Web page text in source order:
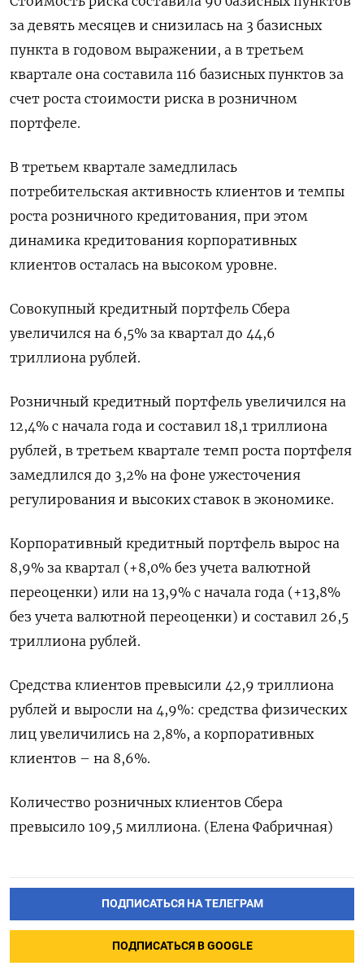
за девять месяцев и снизилась на 3 базисных
пункта в годовом выражении, а в третьем
квартале она составила 116 базисных пунктов за
счет роста стоимости риска в розничном
портфеле.
В третьем квартале замедлилась
потребительская активность клиентов и темпы
роста розничного кредитования, при этом
динамика кредитования корпоративных
клиентов осталась на высоком уровне.
Совокупный кредитный портфель Сбера
увеличился на 6,5% за квартал до 44,6
триллиона рублей.
Розничный кредитный портфель увеличился на
12,4% с начала года и составил 18,1 триллиона
рублей, в третьем квартале темп роста портфеля
замедлился до 3,2% на фоне ужесточения
регулирования и высоких ставок в экономике.
Корпоративный кредитный портфель вырос на
8,9% за квартал (+8,0% без учета валютной
переоценки) или на 13,9% с начала года (+13,8%
без учета валютной переоценки) и составил 26,5
триллиона рублей.
Средства клиентов превысили 42,9 триллиона
рублей и выросли на 4,9%: средства физических
лиц увеличились на 2,8%, а корпоративных
клиентов – на 8,6%.
Количество розничных клиентов Сбера
превысило 109,5 миллиона. (Елена Фабричная)
ПОДПИСАТЬСЯ НА ТЕЛЕГРАМ
ПОДПИСАТЬСЯ В GOOGLE